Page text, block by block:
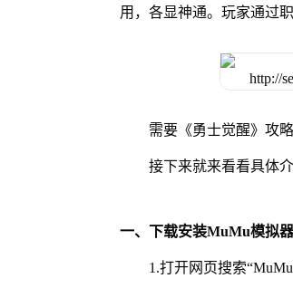
用，各显神通。玩家通过
需要《勇士觉醒》攻
接下来就来看看具体
一、下载安装MuMu模拟器
1.打开网页搜索